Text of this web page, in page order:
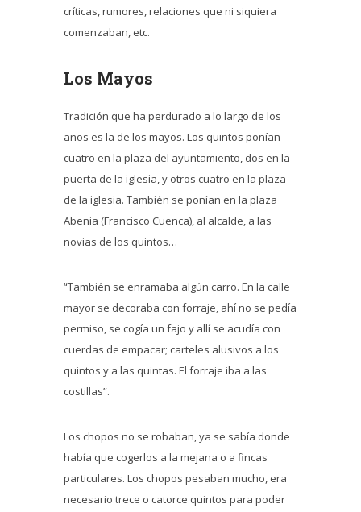
críticas, rumores, relaciones que ni siquiera
comenzaban, etc.
Los Mayos
Tradición que ha perdurado a lo largo de los
años es la de los mayos. Los quintos ponían
cuatro en la plaza del ayuntamiento, dos en la
puerta de la iglesia, y otros cuatro en la plaza
de la iglesia. También se ponían en la plaza
Abenia (Francisco Cuenca), al alcalde, a las
novias de los quintos…
“También se enramaba algún carro. En la calle
mayor se decoraba con forraje, ahí no se pedía
permiso, se cogía un fajo y allí se acudía con
cuerdas de empacar; carteles alusivos a los
quintos y a las quintas. El forraje iba a las
costillas”.
Los chopos no se robaban, ya se sabía donde
había que cogerlos a la mejana o a fincas
particulares. Los chopos pesaban mucho, era
necesario trece o catorce quintos para poder